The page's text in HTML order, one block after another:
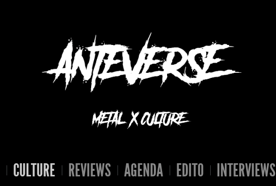
CULTURE REVIEWS AGENDA EDITO INTERVIEWS